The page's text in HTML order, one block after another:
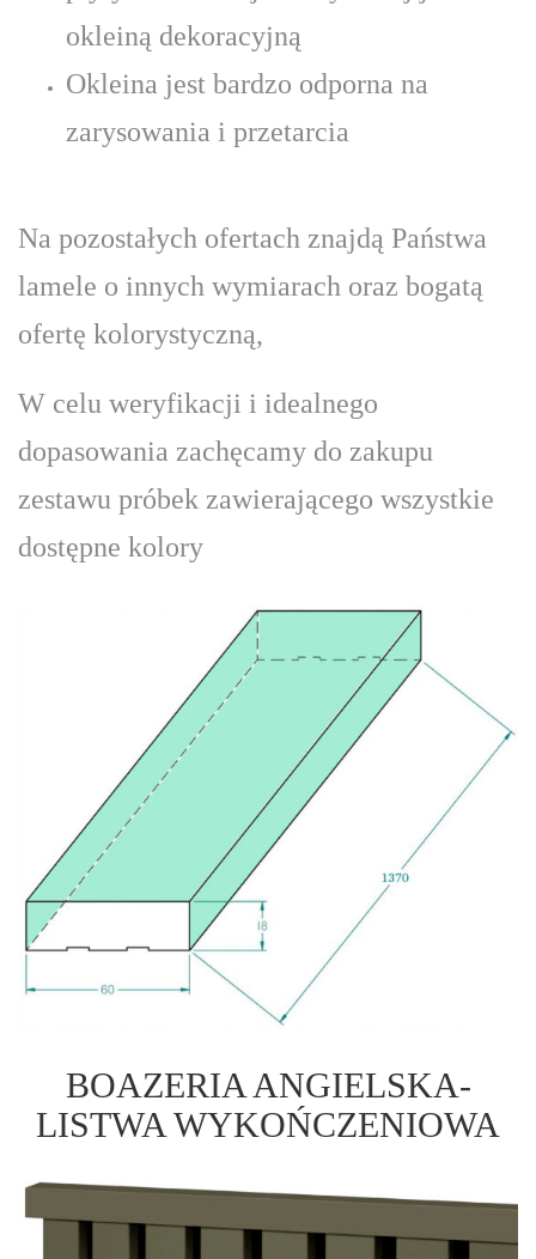
okleiną dekoracyjną
Okleina jest bardzo odporna na
zarysowania i przetarcia
Na pozostałych ofertach znajdą Państwa
lamele o innych wymiarach oraz bogatą
ofertę kolorystyczną,
W celu weryfikacji i idealnego
dopasowania zachęcamy do zakupu
zestawu próbek zawierającego wszystkie
dostępne kolory
BOAZERIA ANGIELSKA-
LISTWA WYKOŃCZENIOWA